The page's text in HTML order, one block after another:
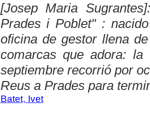
[Josep Maria
Prades i Poblet" :
oficina de gestor llena
comarcas que adora:
septiembre recorrió por
Reus a Prades para
Batet, Ivet